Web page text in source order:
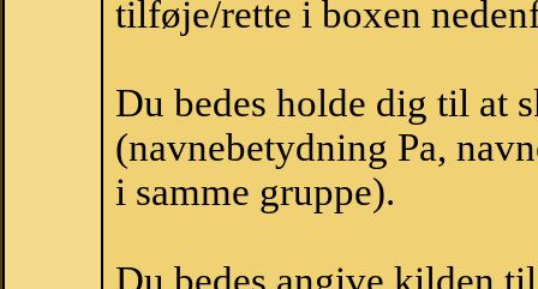
tilføje/rette i boxen
Du bedes holde dig til at
(navnebetydning Pa,
i samme gruppe).